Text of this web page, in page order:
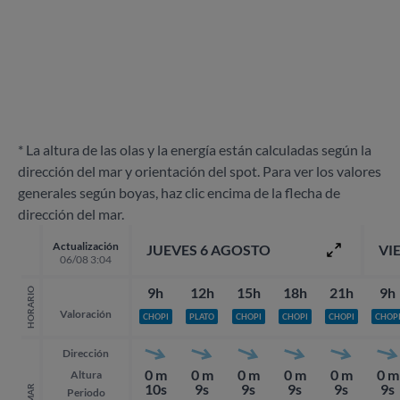
* La altura de las olas y la energía están calculadas según la
dirección del mar y orientación del spot. Para ver los valores
generales según boyas, haz clic encima de la flecha de
dirección del mar.
Actualización
06/08 3:04
HORARIO Valoración
MAR
Dirección
Altura
Periodo
JUEVES 6 AGOSTO
9h
CHOPI
0 m
10s
12h
PLATO
0 m
9s
15h
CHOPI
0 m
9s
18h
CHOPI
0 m
9s
21h
CHOPI
0 m
9s
9h
CHOPI
0 m
9s